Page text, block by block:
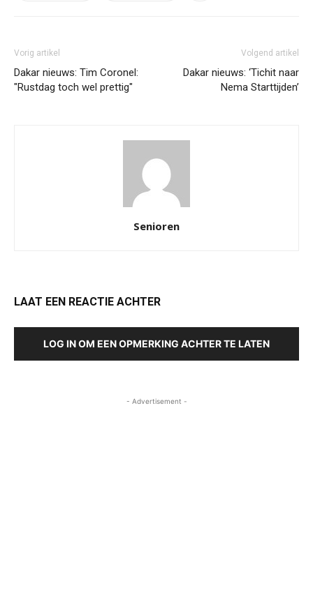
Vorig artikel
Dakar nieuws: Tim Coronel:
"Rustdag toch wel prettig"
Volgend artikel
Dakar nieuws: ‘Tichit naar
Nema Starttijden’
Senioren
LAAT EEN REACTIE ACHTER
LOG IN OM EEN OPMERKING ACHTER TE LATEN
- Advertisement -